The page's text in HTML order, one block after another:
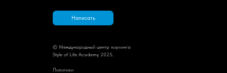
Написать
© Международный центр коучинга
Style of Life Academy 2025.
Политики